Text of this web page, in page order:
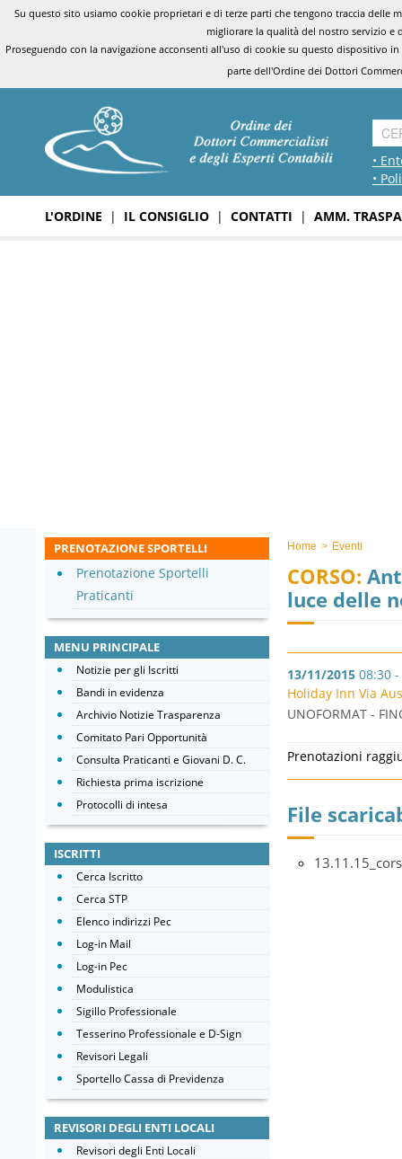
Su questo sito usiamo cookie proprietari e di terze parti che tengono traccia
migliorare la qualità del nostro servizio e
Proseguendo con la navigazione acconsenti all'uso di cookie su questo dispositivo
parte dell'Ordine dei Dottori
•
•
L'ORDINE | IL CONSIGLIO | CONTATTI | AMM.
Home > Eventi
CORSO:
luce delle
13/11/2015 08:30
Holiday Inn Via
UNOFORMAT -
Prenotazioni
File
PRENOTAZIONE SPORTELLI
Prenotazione Sportelli
Praticanti
MENU PRINCIPALE
Notizie per gli Iscritti
Bandi in evidenza
Archivio Notizie Trasparenza
Comitato Pari Opportunità
Consulta Praticanti e Giovani D. C.
Richiesta prima iscrizione
Protocolli di intesa
ISCRITTI
Cerca Iscritto
Cerca STP
Elenco indirizzi Pec
Log-in Mail
Log-in Pec
Modulistica
Sigillo Professionale
Tesserino Professionale e D-Sign
Revisori Legali
Sportello Cassa di Previdenza
REVISORI DEGLI ENTI LOCALI
Revisori degli Enti Locali